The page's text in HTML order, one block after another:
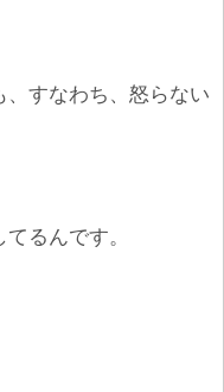
すなわち、怒らない
るんです。